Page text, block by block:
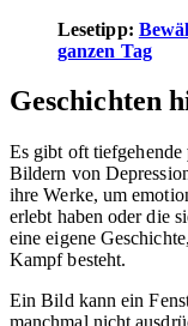
Lesetipp:
ganzen Tag
Geschichten
Es gibt oft tiefgehende
Bildern von
ihre Werke, um
erlebt haben oder die
eine eigene
Kampf besteht.
Ein Bild kann ein